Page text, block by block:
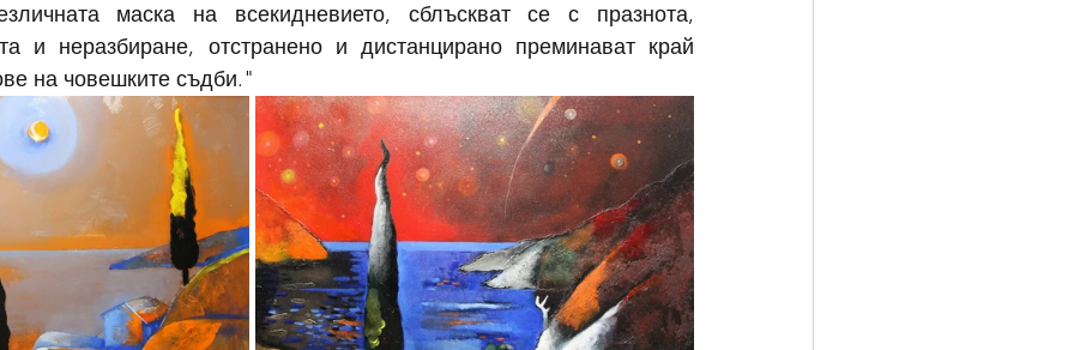
маска на всекидневието, сблъскват се с празнота,
и неразбиране, отстранено и дистанцирано преминават край
на човешките съдби."